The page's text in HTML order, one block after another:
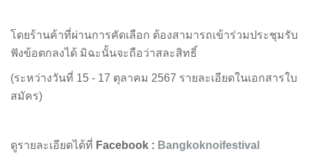
โดยร้านค้าที่ผ่านการคัดเลือก ต้องสามารถเข้าร่วมประชุมรับ
ฟังข้อตกลงได้ มิฉะนั้นจะถือว่าสละสิทธิ์
(ระหว่างวันที่ 15 - 17 ตุลาคม 2567 รายละเอียดในเอกสารใบ
สมัคร)
ดูรายละเอียดได้ที่ Facebook : Bangkoknoifestival